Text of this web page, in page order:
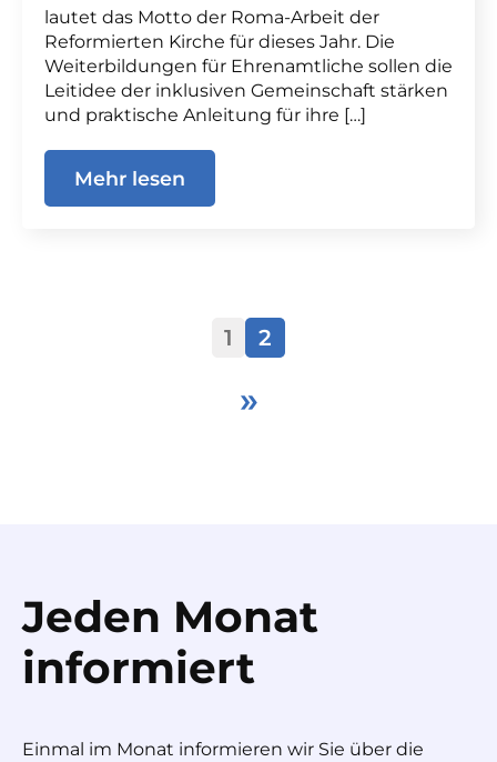
lautet das Motto der Roma-Arbeit der
Reformierten Kirche für dieses Jahr. Die
Weiterbildungen für Ehrenamtliche sollen die
Leitidee der inklusiven Gemeinschaft stärken
und praktische Anleitung für ihre […]
Mehr lesen
1 2
»
Jeden Monat
informiert
Einmal im Monat informieren wir Sie über die